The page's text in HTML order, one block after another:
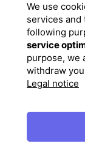
HARTMAN
Essgruppe, xerix/
Stapelsessel,
We use
services and
following
service
purpose, we
withdraw
Legal notice